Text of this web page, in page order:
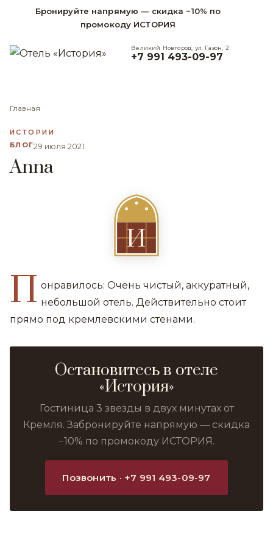
Бронируйте напрямую — скидка −10% по
промокоду ИСТОРИЯ
Великий Новгород, ул. Газон, 2
+7 991 493-09-97
Главная
ИСТОРИИ
БЛОГ29 июля 2021
Anna
И
П онравилось: Очень чистый, аккуратный,
небольшой отель. Действительно стоит
прямо под кремлевскими стенами.
Остановитесь в отеле
«История»
Гостиница 3 звезды в двух минутах от
Кремля. Забронируйте напрямую — скидка
−10% по промокоду ИСТОРИЯ.
Позвонить · +7 991 493-09-97